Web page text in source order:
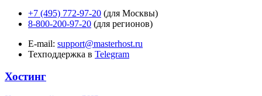
+7 (495) 772-97-20 (для Москвы)
8-800-200-97-20 (для регионов)
E-mail: support@masterhost.ru
Техподдержка в Telegram
Хостинг